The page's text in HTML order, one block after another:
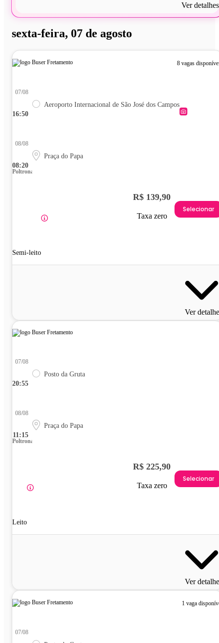
Ver detalhes
sexta-feira, 07 de agosto
8 vagas
16:50
07/08
Aeroporto Internacional de São José dos Campos
08:20
08/08
Praça do Papa
Poltrona
Semi-leito
R$ 139,90
Taxa zero
Selecionar
Ver
20:55
07/08
Posto da Gruta
11:15
08/08
Praça do Papa
Poltrona
Leito
R$ 225,90
Taxa zero
Selecionar
Ver
1 vaga
07/08